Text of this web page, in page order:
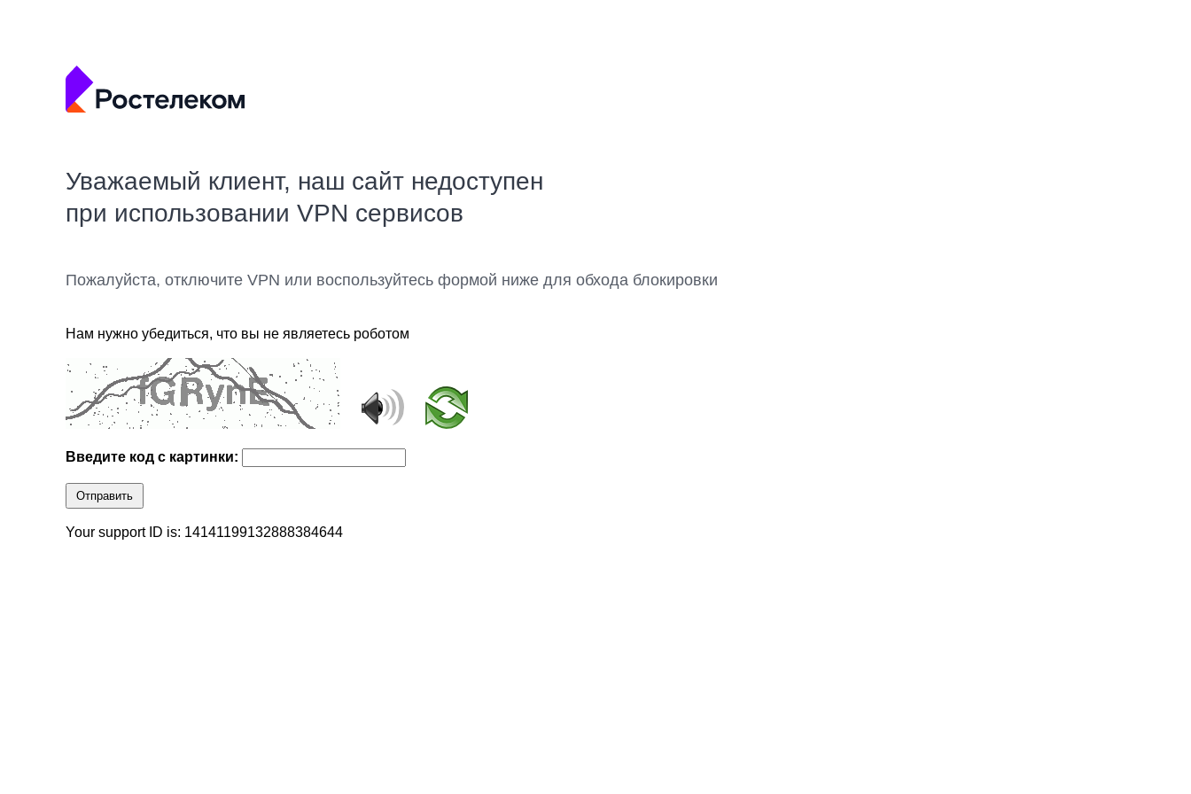
Уважаемый клиент, наш сайт недоступен
при использовании VPN сервисов
Пожалуйста, отключите VPN или воспользуйтесь формой ниже для обхода блокировки
Нам нужно убедиться, что вы не являетесь роботом
Введите код с картинки:
Отправить
Your support ID is: 14141199132888384644